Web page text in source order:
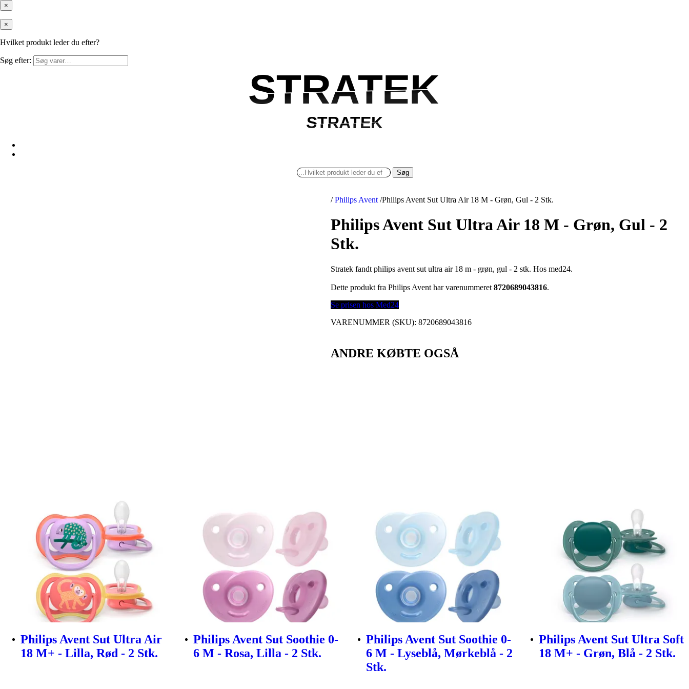
×
×
Hvilket produkt leder du efter?
Søg efter:
STRATEK
STRATEK
STRATEK
STRATEK
Søg
/ Philips Avent /Philips Avent Sut Ultra Air 18 M - Grøn, Gul - 2 Stk.
Philips Avent Sut Ultra Air 18 M - Grøn, Gul - 2
Stk.
Stratek fandt philips avent sut ultra air 18 m - grøn, gul - 2 stk. Hos med24.
Dette produkt fra Philips Avent har varenummeret8720689043816.
Se prisen hos Med24
VARENUMMER (SKU):8720689043816
ANDRE KØBTE OGSÅ
Philips Avent Sut Ultra Air
18 M+ - Lilla, Rød - 2 Stk.
Philips Avent Sut Soothie 0-
6 M - Rosa, Lilla - 2 Stk.
Philips Avent Sut Soothie 0-
6 M - Lyseblå, Mørkeblå - 2
Stk.
Philips Avent Sut Ultra Soft
18 M+ - Grøn, Blå - 2 Stk.